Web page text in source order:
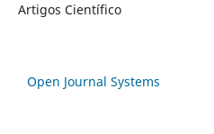
Artigos Científico
Open Journal Systems